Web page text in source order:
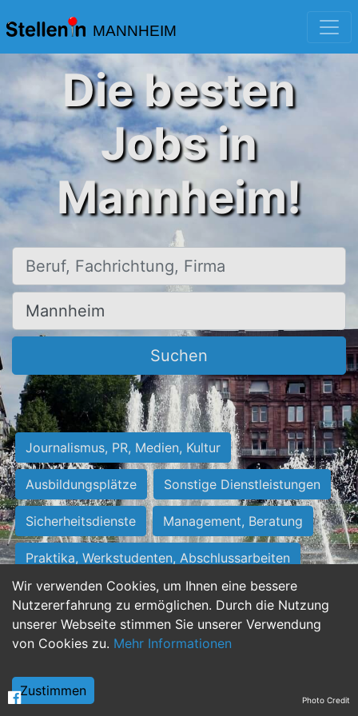
MANNHEIM
Wir verwenden Cookies, um Ihnen eine bessere
Nutzererfahrung zu ermöglichen. Durch die Nutzung
unserer Webseite stimmen Sie unserer Verwendung
von Cookies zu. Mehr Informationen
Zustimmen
Die besten
Jobs in
Mannheim!
Beruf, Fachrichtung, Firma
Ort, Stadt
Suchen
Journalismus, PR, Medien, Kultur
Ausbildungsplätze Sonstige Dienstleistungen
Sicherheitsdienste Management, Beratung
Praktika, Werkstudenten, Abschlussarbeiten
Personalwesen Assistenz, Sekretariat
Hilfskräfte, Aushilfs- und Nebenjobs
Weiterbildung, Studium, duale Ausbildung Photo Credit